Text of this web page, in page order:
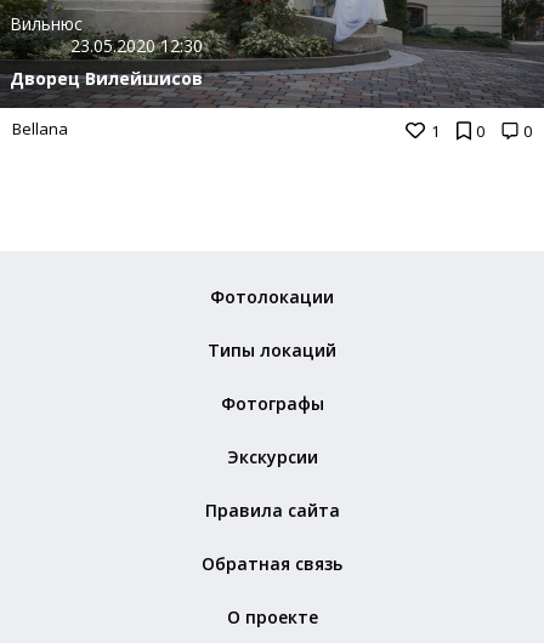
1 0 0
Вильнюс
23.05.2020 12:30
Дворец Вилейшисов
Bellana
Фотолокации
Типы локаций
Фотографы
Экскурсии
Правила сайта
Обратная связь
О проекте